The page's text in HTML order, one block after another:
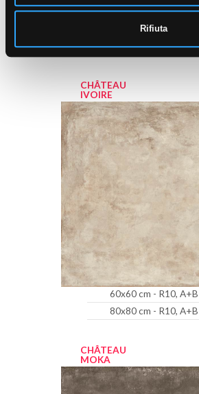
Rifiuta
60x60 cm - R10, A+B
80x80 cm - R10, A+B
CHÂTEAU
IVOIRE
60x60 cm - R10, A+B
80x80 cm - R10, A+B
CHÂTEAU
MOKA